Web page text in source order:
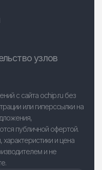
узлов
с сайта ochip.ru без
или гиперссылки на
публичной офертой.
и цена
и не